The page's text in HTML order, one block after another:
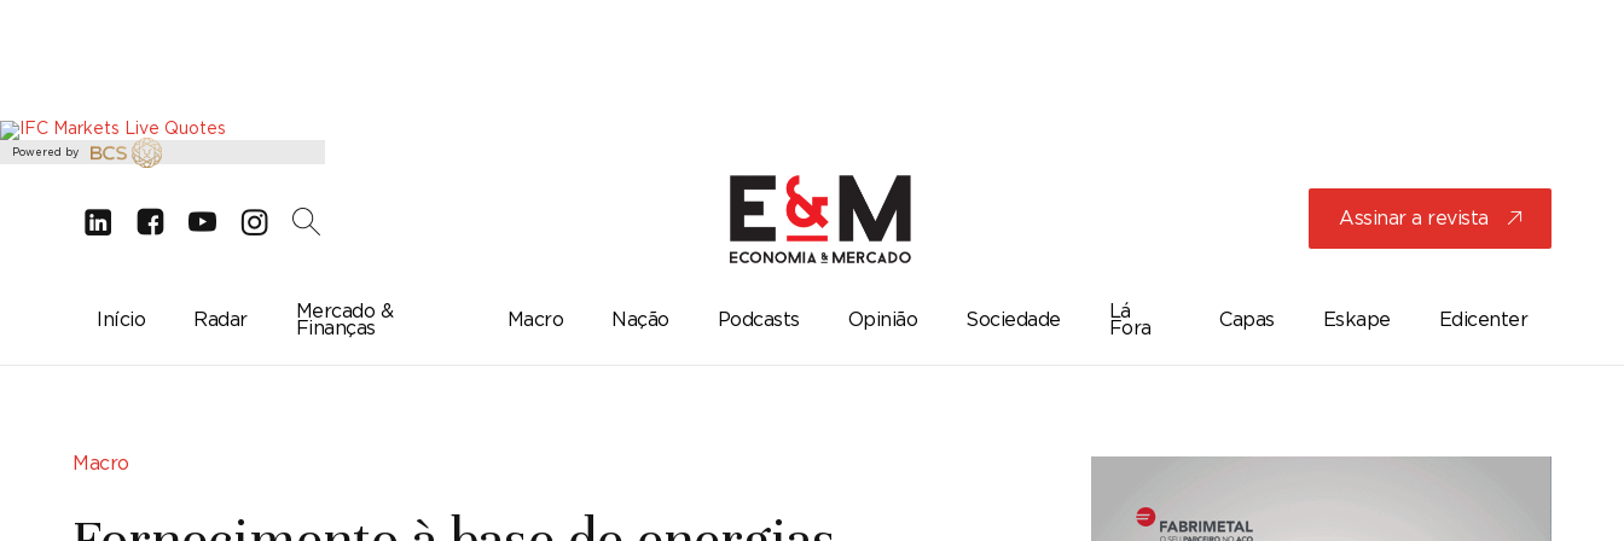
Powered by
d e g c 2 Assinar a revista j
Início Radar
Mercado &
Finanças
Macro Nação Podcasts Opinião Sociedade
Lá
Fora
Capas Eskape Edicenter
Macro